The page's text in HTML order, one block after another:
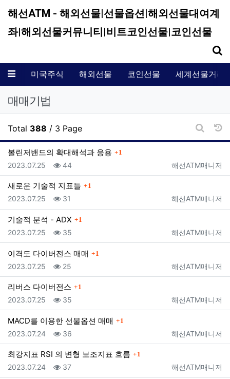
해선ATM - 해외선물|선물옵션|해외선물대여계
좌|해외선물커뮤니티|비트코인선물|코인선물
메뉴 미국주식 해외선물 코인선물 세계선물거래
매매기법
Total 388 / 3 Page
게시판
볼린저밴드의 확대해석과 응용 댓글
1
등록자
해선ATM매니저
등록일
2023.07.25 조회
44
새로운 기술적 지표들 댓글
1
등록자
해선ATM매니저
등록일
2023.07.25 조회
31
기술적 분석 - ADX 댓글
1
등록자
해선ATM매니저
등록일
2023.07.25 조회
35
이격도 다이버전스 매매 댓글
1
등록자
해선ATM매니저
등록일
2023.07.25 조회
25
리버스 다이버전스 댓글
1
등록자
해선ATM매니저
등록일
2023.07.25 조회
35
MACD를 이용한 선물옵션 매매 댓글
1
등록자
해선ATM매니저
등록일
2023.07.24 조회
36
최강지표 RSI 의 변형 보조지표 흐름 댓글
1
등록자
해선ATM매니저
등록일
2023.07.24 조회
37